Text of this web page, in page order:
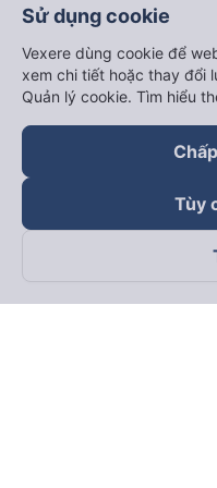
Theo dõi chúng tôi
Sử dụng cookie
Vexere dùng cookie để
xem chi tiết hoặc thay đổi
Quản lý cookie. Tìm hiểu
Tùy